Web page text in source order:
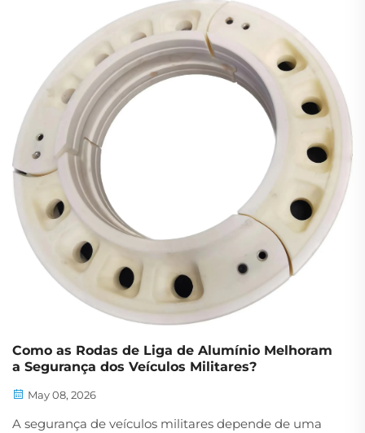
de desempenho recorrem consistentemente às
rodas de liga leve de alumínio não apenas por seu
apelo estético, mas por benefícios tangíveis...
Como as Rodas de Liga de Alumínio Melhoram
a Segurança dos Veículos Militares?
May 08, 2026
A segurança de veículos militares depende de uma